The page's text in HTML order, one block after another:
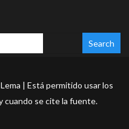
| Está permitido usar los
cuando se cite la fuente.